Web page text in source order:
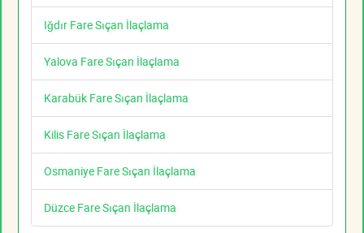
Iğdır Fare Sıçan İlaçlama
Yalova Fare Sıçan İlaçlama
Karabük Fare Sıçan İlaçlama
Kilis Fare Sıçan İlaçlama
Osmaniye Fare Sıçan İlaçlama
Düzce Fare Sıçan İlaçlama